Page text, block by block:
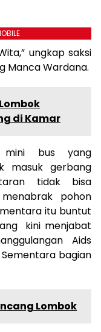
ungkap saksi
Manca Wardana.
di Kamar
mini bus yang
masuk gerbang
tidak bisa
pohon
itu buntut
kini menjabat
Aids
bagian
Lombok